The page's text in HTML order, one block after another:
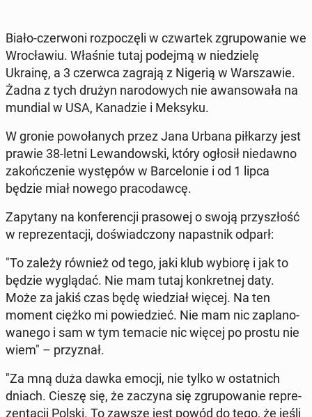
Biało-czer­wo­ni roz­po­czę­li w czwar­tek zgru­po­wa­nie we
Wro­cła­wiu. Właśnie tutaj podejmą w nie­dzie­lę
Ukrainę, a 3 czerwca zagrają z Nigerią w War­sza­wie.
Żadna z tych drużyn na­ro­do­wych nie awan­so­wa­ła na
mundial w USA, Ka­na­dzie i Meksyku.
W gronie po­wo­ła­nych przez Jana Urbana pił­ka­rzy jest
prawie 38-letni Le­wan­dow­ski, który ogłosił nie­daw­no
za­koń­cze­nie wy­stę­pów w Bar­ce­lo­nie i od 1 lipca
będzie miał nowego pra­co­daw­cę.
Za­py­ta­ny na kon­fe­ren­cji pra­so­wej o swoją przy­szłość
w re­pre­zen­ta­cji, do­świad­czo­ny na­past­nik odparł:
"To zależy również od tego, jaki klub wybiorę i jak to
będzie wy­glą­dać. Nie mam tutaj kon­kret­nej daty.
Może za jakiś czas będę wie­dział więcej. Na ten
moment ciężko mi po­wie­dzieć. Nie mam nic za­pla­no­
wa­ne­go i sam w tym temacie nic więcej po prostu nie
wiem" – przy­znał.
"Za mną duża dawka emocji, nie tylko w ostat­nich
dniach. Cieszę się, że zaczyna się zgru­po­wa­nie re­pre­
zen­ta­cji Polski. To zawsze jest powód do tego, że jeśli